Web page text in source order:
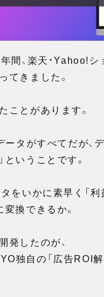
間、楽天・Yahoo!
てきました。
ことがあります。
ータがすべてだが、
いうことです。
をいかに素早く「
換できるか。
発したのが、
独自の「広告ROI